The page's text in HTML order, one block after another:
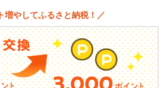
増やしてふるさと納税！／